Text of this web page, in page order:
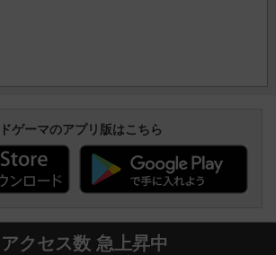
ゲーマのアプリ版はこちら
アクセス数 急上昇中